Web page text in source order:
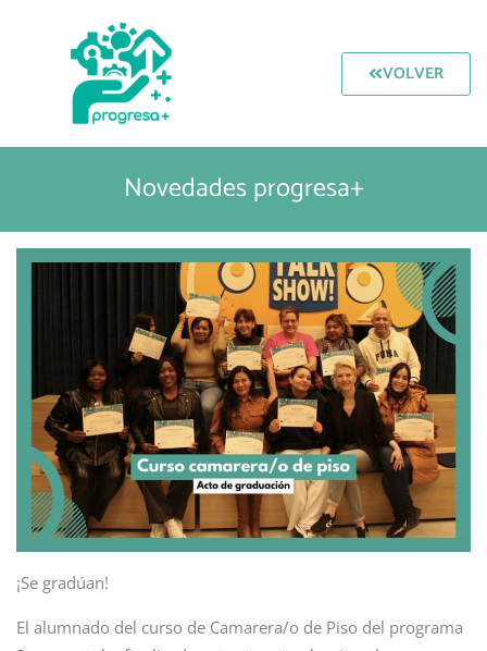
VOLVER
Novedades progresa+
¡Se gradúan!
El alumnado del curso de Camarera/o de Piso del programa